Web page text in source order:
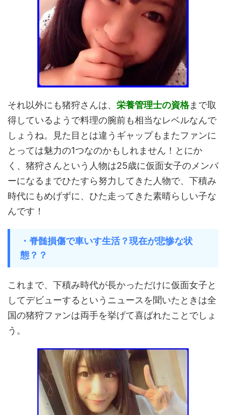
それ以外にも猪狩さんは、 栄養管理士の資格まで取
得しているようで料理の腕前も相当なレベルなんで
しょうね。見た目とは違うギャップもまたファンに
とっては魅力の1つなのかもしれません！とにか
く、猪狩さんという人物は25歳に仮面女子のメンバ
ーになるまでひたすら努力してきた人物で、下積み
時代にもめげずに、ひた走ってきた素晴らしい子な
んです！
・脊髄損傷で車いす生活？現在が悲惨な状
態？？
これまで、下積み時代が長かっただけに仮面女子と
してデビューするというニュースを聞いたときは全
国の猪狩ファンは両手を挙げて喜ばれたことでしょ
う。